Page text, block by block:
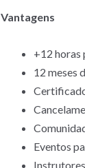
Vantagens
+12 horas
12 meses
Eventos